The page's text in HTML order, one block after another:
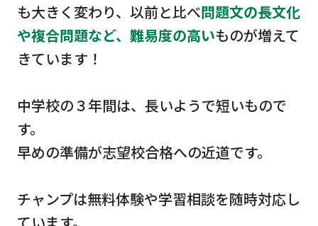
も大きく変わり、以前と比べ問題文の長文化
や複合問題など、難易度の高いものが増えて
きています！
中学校の３年間は、長いようで短いもので
す。
早めの準備が志望校合格への近道です。
チャンプは無料体験や学習相談を随時対応し